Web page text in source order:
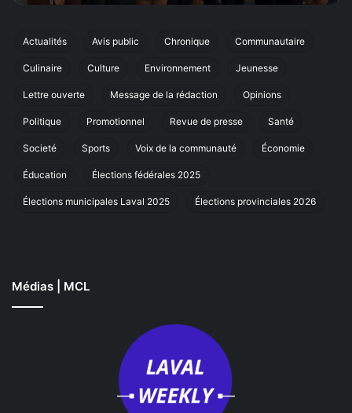
par
prix
de
Actualités Avis public Chronique Communautaire
Culinaire Culture Environnement Jeunesse
Lettre ouverte Message de la rédaction Opinions
Politique Promotionnel Revue de presse Santé
Societé Sports Voix de la communauté Économie
Éducation Élections fédérales 2025
Élections municipales Laval 2025 Élections provinciales 2026
Médias | MCL